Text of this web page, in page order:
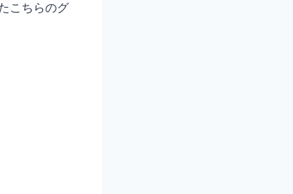
こちらのグ